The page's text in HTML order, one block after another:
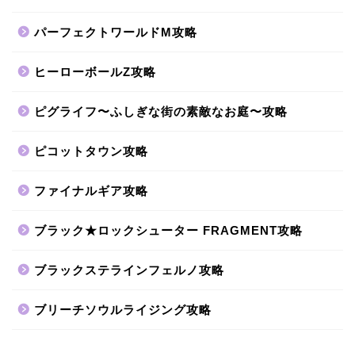
パーフェクトワールドM攻略
ヒーローボールZ攻略
ピグライフ〜ふしぎな街の素敵なお庭〜攻略
ピコットタウン攻略
ファイナルギア攻略
ブラック★ロックシューター FRAGMENT攻略
ブラックステラインフェルノ攻略
ブリーチソウルライジング攻略